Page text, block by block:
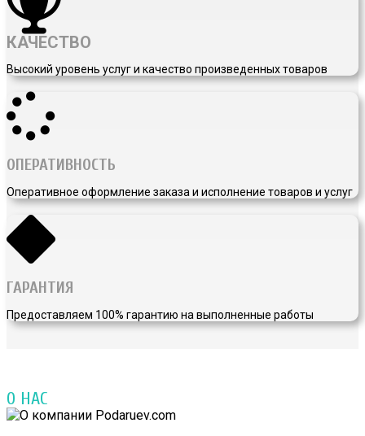
КАЧЕСТВО
Высокий уровень услуг и качество произведенных товаров
ОПЕРАТИВНОСТЬ
Оперативное оформление заказа и исполнение товаров и услуг
ГАРАНТИЯ
Предоставляем 100% гарантию на выполненные работы
О НАС